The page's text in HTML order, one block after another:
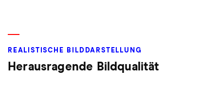
REALISTISCHE BILDDARSTELLUNG
Herausragende Bildqualität